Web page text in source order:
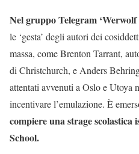
Nel gruppo Telegram ‘Werwolf
le ‘gesta’ degli autori dei
massa, come Brenton Tarrant,
di Christchurch, e Anders
attentati avvenuti a Oslo e Utoya
incentivare l’emulazione. È
compiereuna strage
School.